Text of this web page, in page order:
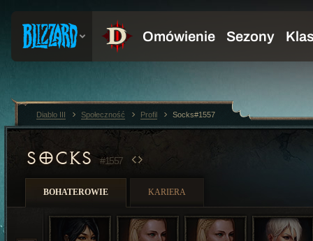
SOCKS#1557
BOHATEROWIE KARIERA
Diablo III Społeczność Profil Socks#1557